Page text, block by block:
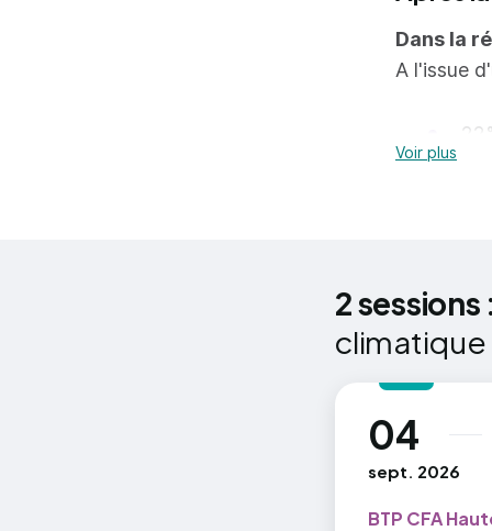
Dans la
A l'issue
2024/
Voir plus
2 sessions :
climatique
04
sept. 2026
au
BTP CFA